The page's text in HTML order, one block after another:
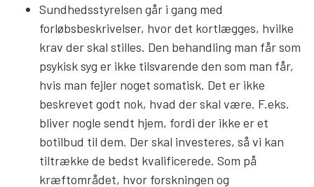
Sundhedsstyrelsen går i gang med
forløbsbeskrivelser, hvor det kortlægges, hvilke
krav der skal stilles. Den behandling man får som
psykisk syg er ikke tilsvarende den som man får,
hvis man fejler noget somatisk. Det er ikke
beskrevet godt nok, hvad der skal være. F.eks.
bliver nogle sendt hjem, fordi der ikke er et
botilbud til dem. Der skal investeres, så vi kan
tiltrække de bedst kvalificerede. Som på
kræftområdet, hvor forskningen og